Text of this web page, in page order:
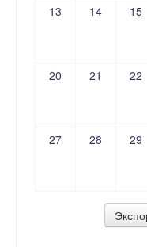
13 14 15
20 21 22
27 28 29